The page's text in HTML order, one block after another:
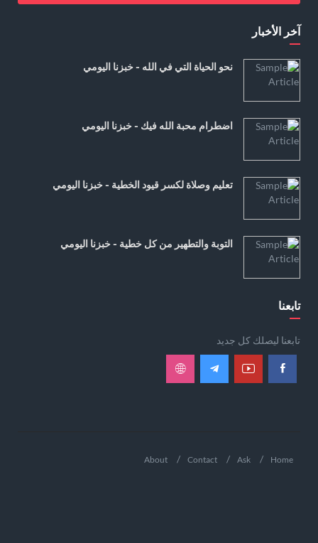
آخر الأخبار
نحو الحياة التي في الله - خبزنا اليومي
اضطرام محبة الله فيك - خبزنا اليومي
تعليم وصلاة لكسر قيود الخطية - خبزنا اليومي
التوبة والتطهير من كل خطية - خبزنا اليومي
تابعنا
تابعنا ليصلك كل جديد
Home
Ask
Contact
About